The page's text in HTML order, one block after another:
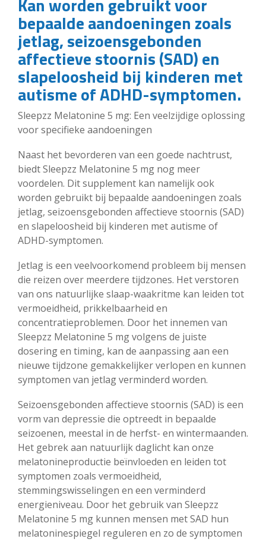
bepaalde aandoeningen zoals
jetlag, seizoensgebonden
affectieve stoornis (SAD) en
slapeloosheid bij kinderen met
autisme of ADHD-symptomen.
Sleepzz Melatonine 5 mg: Een veelzijdige oplossing
voor specifieke aandoeningen
Naast het bevorderen van een goede nachtrust,
biedt Sleepzz Melatonine 5 mg nog meer
voordelen. Dit supplement kan namelijk ook
worden gebruikt bij bepaalde aandoeningen zoals
jetlag, seizoensgebonden affectieve stoornis (SAD)
en slapeloosheid bij kinderen met autisme of
ADHD-symptomen.
Jetlag is een veelvoorkomend probleem bij mensen
die reizen over meerdere tijdzones. Het verstoren
van ons natuurlijke slaap-waakritme kan leiden tot
vermoeidheid, prikkelbaarheid en
concentratieproblemen. Door het innemen van
Sleepzz Melatonine 5 mg volgens de juiste
dosering en timing, kan de aanpassing aan een
nieuwe tijdzone gemakkelijker verlopen en kunnen
symptomen van jetlag verminderd worden.
Seizoensgebonden affectieve stoornis (SAD) is een
vorm van depressie die optreedt in bepaalde
seizoenen, meestal in de herfst- en wintermaanden.
Het gebrek aan natuurlijk daglicht kan onze
melatonineproductie beïnvloeden en leiden tot
symptomen zoals vermoeidheid,
stemmingswisselingen en een verminderd
energieniveau. Door het gebruik van Sleepzz
Melatonine 5 mg kunnen mensen met SAD hun
melatoninespiegel reguleren en zo de symptomen